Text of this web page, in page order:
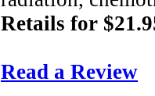
Retails for
Read a Review